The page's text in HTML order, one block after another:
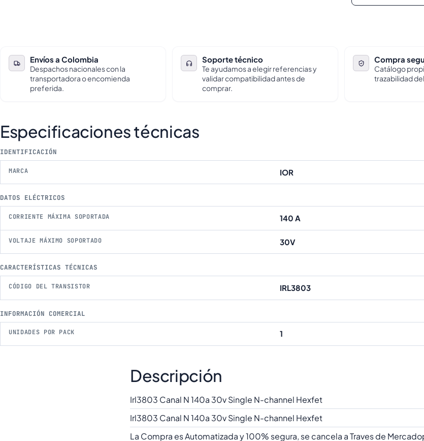
Envíos a Colombia
Despachos nacionales con la
transportadora o encomienda
preferida.
Soporte técnico
Te ayudamos a elegir referencias y
validar compatibilidad antes de
comprar.
Compra
Catálogo
trazabilidad
Especificaciones técnicas
IDENTIFICACIÓN
MARCA IOR
DATOS ELÉCTRICOS
CORRIENTE MÁXIMA SOPORTADA 140 A
VOLTAJE MÁXIMO SOPORTADO 30V
CARACTERÍSTICAS TÉCNICAS
CÓDIGO DEL TRANSISTOR IRL3803
INFORMACIÓN COMERCIAL
UNIDADES POR PACK 1
Descripción
Irl3803 Canal N 140a 30v Single N-channel Hexfet
Irl3803 Canal N 140a 30v Single N-channel Hexfet
La Compra es Automatizada y 100% segura, se cancela a Traves de